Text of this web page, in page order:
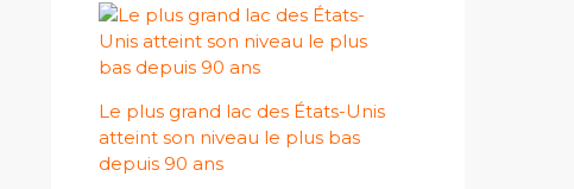
Le plus grand lac des États-Unis
atteint son niveau le plus bas
depuis 90 ans